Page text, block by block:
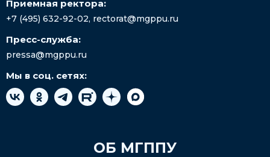
Приемная ректора:
+7 (495) 632-92-02, rectorat@mgppu.ru
Пресс-служба:
pressa@mgppu.ru
Мы в соц. сетях:
ОБ МГППУ